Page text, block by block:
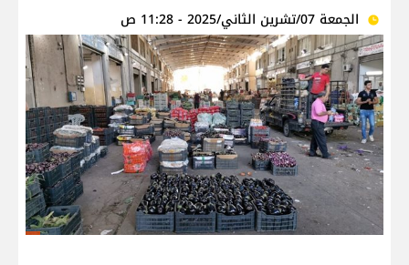
الجمعة 07/تشرين الثاني/2025 - 11:28 ص